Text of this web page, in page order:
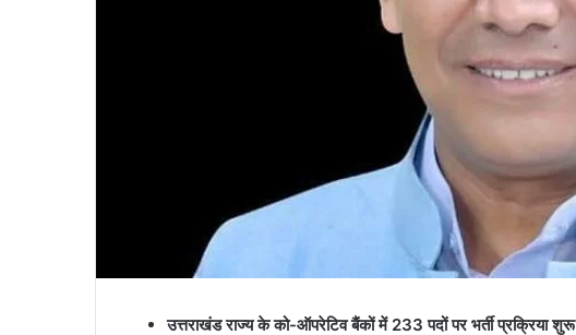
उत्तराखंड राज्य के को-ऑपरेटिव बैंकों में 233 पदों पर भर्ती प्रक्रिया शुरू